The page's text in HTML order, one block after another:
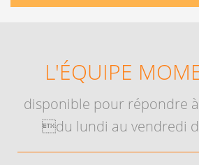
L'ÉQUIPE
disponible pour répondre
du lundi au vendredi